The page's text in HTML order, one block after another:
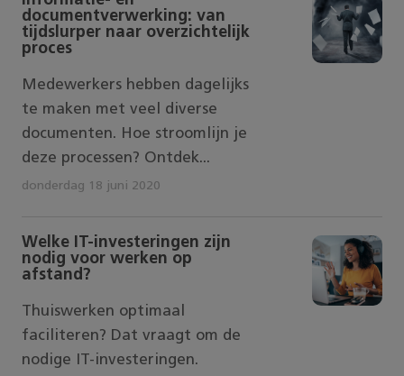
documentverwerking: van
tijdslurper naar overzichtelijk
proces
Medewerkers hebben dagelijks
te maken met veel diverse
documenten. Hoe stroomlijn je
deze processen? Ontdek...
donderdag 18 juni 2020
Welke IT-investeringen zijn
nodig voor werken op
afstand?
Thuiswerken optimaal
faciliteren? Dat vraagt om de
nodige IT-investeringen.